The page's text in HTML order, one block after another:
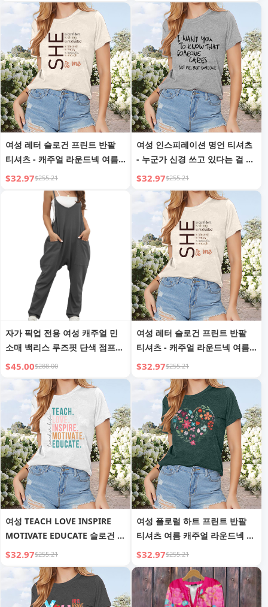
여성 레터 슬로건 프린트 반팔
티셔츠 - 캐주얼 라운드넥 여름
상의
$32.97$255.21
여성 인스피레이션 명언 티셔츠
- 누군가 신경 쓰고 있다는 걸 알
았으면 좋겠어, 내가 아니라 누
군가 반팔 라운드넥 여름 탑
$32.97$255.21
자가 픽업 전용 여성 캐주얼 민
소매 백리스 루즈핏 단색 점프수
트 루즈핏 스트레치 팬츠 지퍼
점프수트 (포켓 포함)
$45.00$288.00
여성 레터 슬로건 프린트 반팔
티셔츠 - 캐주얼 라운드넥 여름
탑
$32.97$255.21
여성 TEACH LOVE INSPIRE
MOTIVATE EDUCATE 슬로건 프
린트 반팔 티셔츠 - 여름 캐주얼
라운드넥 탑
$32.97$255.21
여성 플로럴 하트 프린트 반팔
티셔츠 여름 캐주얼 라운드넥 블
라우스
$32.97$255.21